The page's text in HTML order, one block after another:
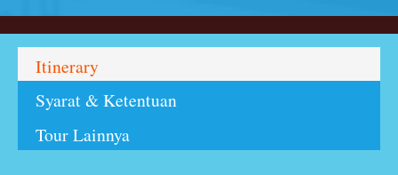
Itinerary
Syarat & Ketentuan
Tour Lainnya